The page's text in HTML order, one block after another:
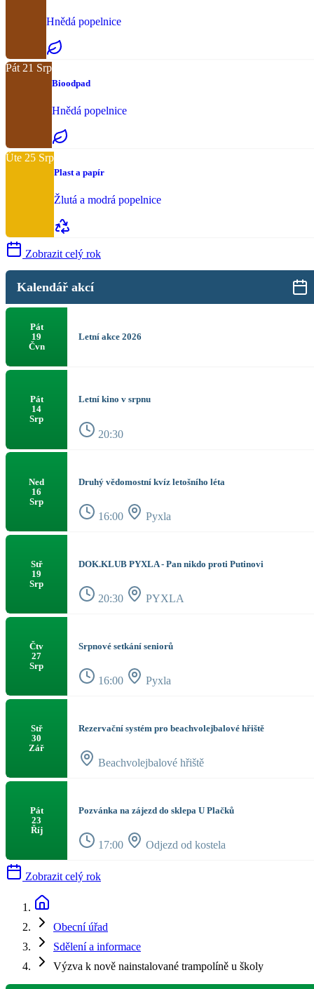
Hnědá popelnice
Pát 21 Srp
Bioodpad
Hnědá popelnice
Úte 25 Srp
Plast a papír
Žlutá a modrá popelnice
Zobrazit celý rok
Kalendář akcí
Pát
19
Čvn
Letní akce 2026
Pát
14
Srp
Letní kino v srpnu
20:30
Ned
16
Srp
Druhý vědomostní kvíz letošního léta
16:00 Pyxla
Stř
19
Srp
DOK.KLUB PYXLA - Pan nikdo proti Putinovi
20:30 PYXLA
Čtv
27
Srp
Srpnové setkání seniorů
16:00 Pyxla
Stř
30
Zář
Rezervační systém pro beachvolejbalové hřiště
Beachvolejbalové hřiště
Pát
23
Říj
Pozvánka na zájezd do sklepa U Plačků
17:00 Odjezd od kostela
Zobrazit celý rok
Obecní úřad
Sdělení a informace
Výzva k nově nainstalované trampolíně u školy